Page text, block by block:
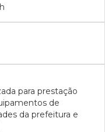
para prestação
de
da prefeitura e